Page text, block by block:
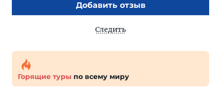
Добавить отзыв
Следить
Горящие туры по всему миру